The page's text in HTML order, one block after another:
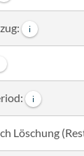
i
i
Löschung